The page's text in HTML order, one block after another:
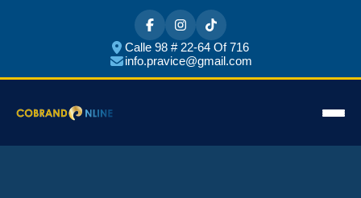
Calle 98 # 22-64 Of 716
info.pravice@gmail.com